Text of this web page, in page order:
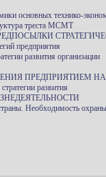
основных технико-
треста МСМТ
предприятия
развития организации
ПРЕДПРИЯТИЕМ
развития
Необходимость охраны